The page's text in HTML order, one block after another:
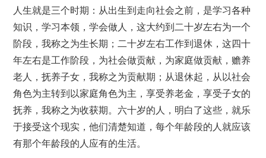
人生就是三个时期：从出生到走向社会之前，是学习各种
知识，学习本领，学会做人，这大约到二十岁左右为一个
阶段，我称之为生长期；二十岁左右工作到退休，这四十
年左右是工作阶段，为社会做贡献，为家庭做贡献，赡养
老人，抚养子女，我称之为贡献期；从退休起，从以社会
角色为主转到以家庭角色为主，享受养老金，享受子女的
抚养，我称之为收获期。六十岁的人，明白了这些，就乐
于接受这个现实，他们清楚知道，每个年龄段的人就应该
有那个年龄段的人应有的生活。